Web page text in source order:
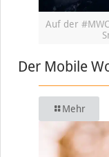
Auf der
Der Mobile
Mehr